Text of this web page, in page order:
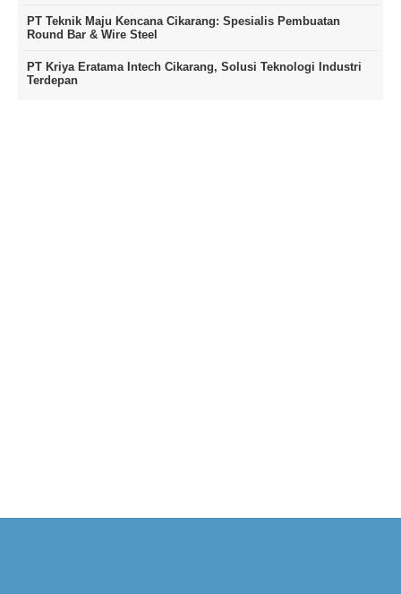
PT Teknik Maju Kencana Cikarang: Spesialis Pembuatan
Round Bar & Wire Steel
PT Kriya Eratama Intech Cikarang, Solusi Teknologi Industri
Terdepan